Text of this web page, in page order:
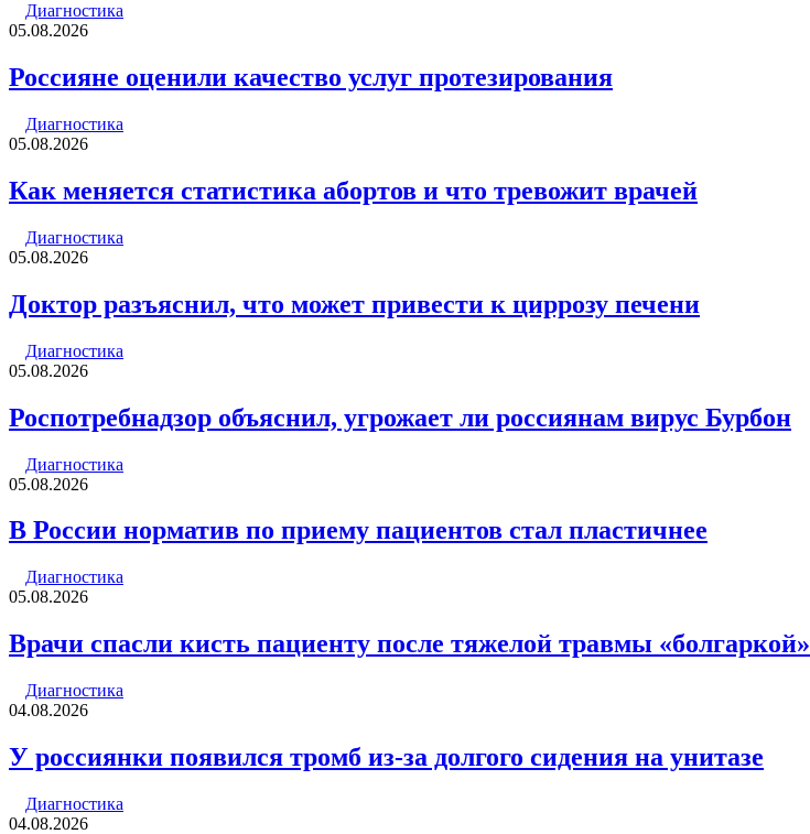
Диагностика
05.08.2026
Россияне оценили качество услуг протезирования
Диагностика
05.08.2026
Как меняется статистика абортов и что тревожит врачей
Диагностика
05.08.2026
Доктор разъяснил, что может привести к циррозу печени
Диагностика
05.08.2026
Роспотребнадзор объяснил, угрожает ли россиянам вирус Бурбон
Диагностика
05.08.2026
В России норматив по приему пациентов стал пластичнее
Диагностика
05.08.2026
Врачи спасли кисть пациенту после тяжелой травмы «болгаркой»
Диагностика
04.08.2026
У россиянки появился тромб из-за долгого сидения на унитазе
Диагностика
04.08.2026